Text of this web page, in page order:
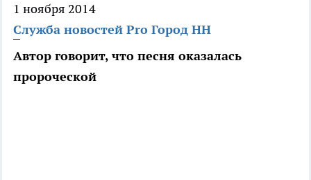
1 ноября 2014
Служба новостей Pro Город НН
Автор говорит, что песня оказалась
пророческой